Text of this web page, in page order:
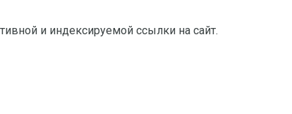
и индексируемой ссылки на сайт.